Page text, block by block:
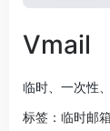
Vmail
临时、一次性
标签： 临时邮